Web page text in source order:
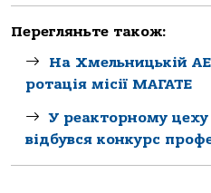
Перегляньте також:
На Хмельницькій
ротація місії МАГАТЕ
У реакторному
відбувся конкурс